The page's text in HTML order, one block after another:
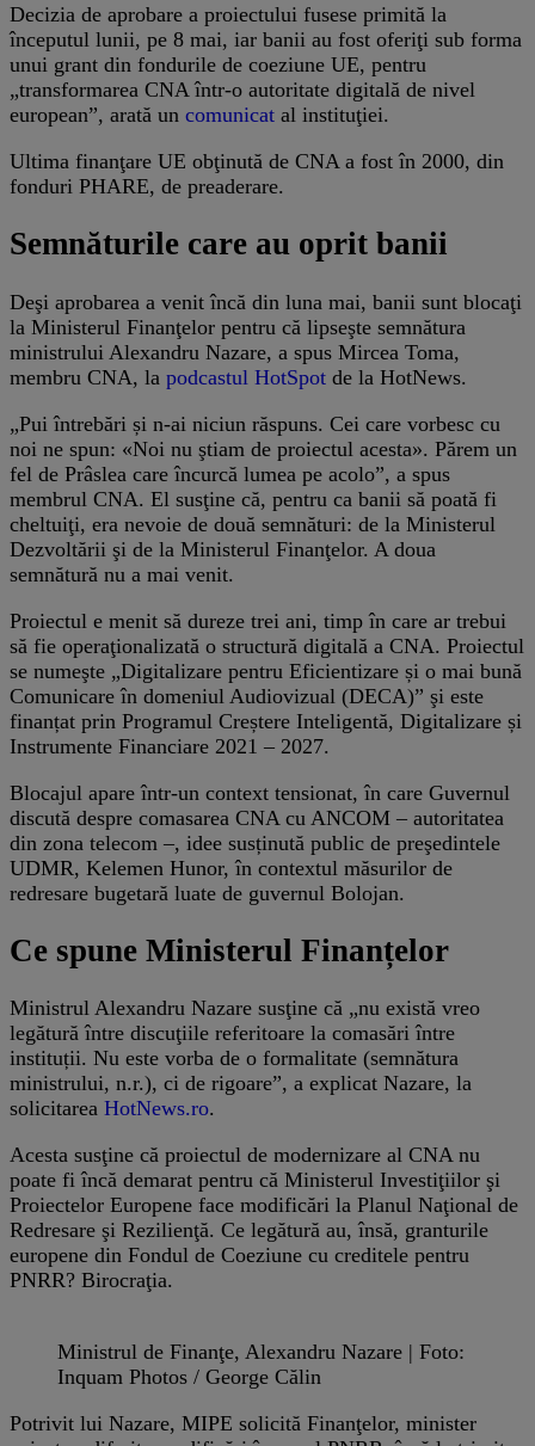
Decizia de aprobare a proiectului fusese primită la
începutul lunii, pe 8 mai, iar banii au fost oferiţi sub forma
unui grant din fondurile de coeziune UE, pentru
„transformarea CNA într-o autoritate digitală de nivel
european”, arată un comunicat al instituţiei.
Ultima finanţare UE obţinută de CNA a fost în 2000, din
fonduri PHARE, de preaderare.
Semnăturile care au oprit banii
Deşi aprobarea a venit încă din luna mai, banii sunt blocaţi
la Ministerul Finanţelor pentru că lipseşte semnătura
ministrului Alexandru Nazare, a spus Mircea Toma,
membru CNA, la podcastul HotSpot de la HotNews.
„Pui întrebări și n-ai niciun răspuns. Cei care vorbesc cu
noi ne spun: «Noi nu ştiam de proiectul acesta». Părem un
fel de Prâslea care încurcă lumea pe acolo”, a spus
membrul CNA. El susţine că, pentru ca banii să poată fi
cheltuiţi, era nevoie de două semnături: de la Ministerul
Dezvoltării şi de la Ministerul Finanţelor. A doua
semnătură nu a mai venit.
Proiectul e menit să dureze trei ani, timp în care ar trebui
să fie operaţionalizată o structură digitală a CNA. Proiectul
se numeşte „Digitalizare pentru Eficientizare și o mai bună
Comunicare în domeniul Audiovizual (DECA)” şi este
finanțat prin Programul Creștere Inteligentă, Digitalizare și
Instrumente Financiare 2021 – 2027.
Blocajul apare într-un context tensionat, în care Guvernul
discută despre comasarea CNA cu ANCOM – autoritatea
din zona telecom –, idee susținută public de preşedintele
UDMR, Kelemen Hunor, în contextul măsurilor de
redresare bugetară luate de guvernul Bolojan.
Ce spune Ministerul Finanțelor
Ministrul Alexandru Nazare susţine că „nu există vreo
legătură între discuţiile referitoare la comasări între
instituții. Nu este vorba de o formalitate (semnătura
ministrului, n.r.), ci de rigoare”, a explicat Nazare, la
solicitarea HotNews.ro.
Acesta susţine că proiectul de modernizare al CNA nu
poate fi încă demarat pentru că Ministerul Investiţiilor şi
Proiectelor Europene face modificări la Planul Naţional de
Redresare şi Rezilienţă. Ce legătură au, însă, granturile
europene din Fondul de Coeziune cu creditele pentru
PNRR? Birocraţia.
Ministrul de Finanţe, Alexandru Nazare | Foto:
Inquam Photos / George Călin
Potrivit lui Nazare, MIPE solicită Finanţelor, minister